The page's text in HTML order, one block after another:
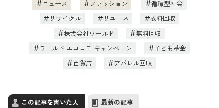
ニュース ファッション
循環型社会
リサイクル
リユース
衣料回収
株式会社ワールド
無料回収
ワールド エコロモ キャンペーン
子ども基金
百貨店
アパレル回収
この記事を書いた人 最新の記事